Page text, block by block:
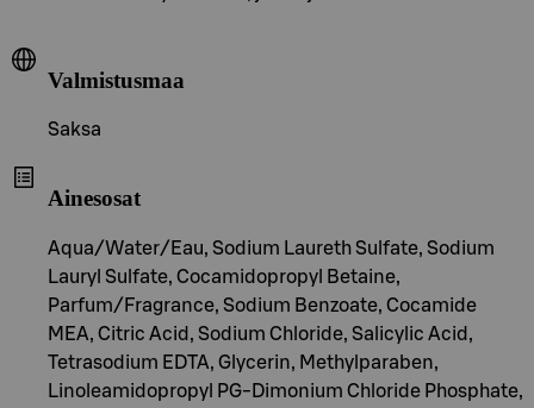
Valmistusmaa
Saksa
Ainesosat
Aqua/Water/Eau, Sodium Laureth Sulfate, Sodium
Lauryl Sulfate, Cocamidopropyl Betaine,
Parfum/Fragrance, Sodium Benzoate, Cocamide
MEA, Citric Acid, Sodium Chloride, Salicylic Acid,
Tetrasodium EDTA, Glycerin, Methylparaben,
Linoleamidopropyl PG-Dimonium Chloride Phosphate,